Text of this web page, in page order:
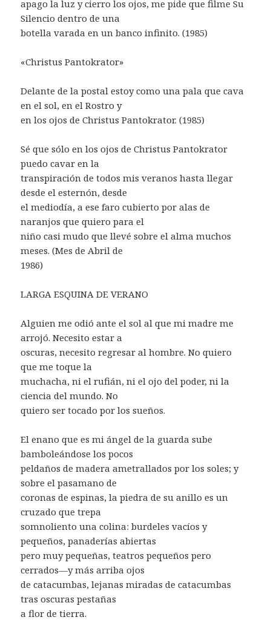
apago la luz y cierro los ojos, me pide que filme Su
Silencio dentro de una
botella varada en un banco infinito. (1985)
«Christus Pantokrator»
Delante de la postal estoy como una pala que cava
en el sol, en el Rostro y
en los ojos de Christus Pantokrator. (1985)
Sé que sólo en los ojos de Christus Pantokrator
puedo cavar en la
transpiración de todos mis veranos hasta llegar
desde el esternón, desde
el mediodía, a ese faro cubierto por alas de
naranjos que quiero para el
niño casi mudo que llevé sobre el alma muchos
meses. (Mes de Abril de
1986)
LARGA ESQUINA DE VERANO
Alguien me odió ante el sol al que mi madre me
arrojó. Necesito estar a
oscuras, necesito regresar al hombre. No quiero
que me toque la
muchacha, ni el rufián, ni el ojo del poder, ni la
ciencia del mundo. No
quiero ser tocado por los sueños.
El enano que es mi ángel de la guarda sube
bamboleándose los pocos
peldaños de madera ametrallados por los soles; y
sobre el pasamano de
coronas de espinas, la piedra de su anillo es un
cruzado que trepa
somnoliento una colina: burdeles vacíos y
pequeños, panaderías abiertas
pero muy pequeñas, teatros pequeños pero
cerrados—y más arriba ojos
de catacumbas, lejanas miradas de catacumbas
tras oscuras pestañas
a flor de tierra.